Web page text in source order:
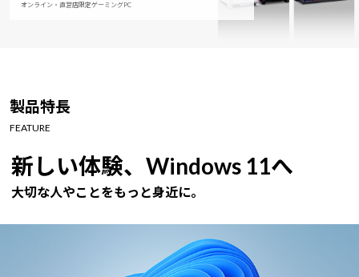
オンライン・直営店限定ゲーミングPC
製品特長
FEATURE
新しい体験、Windows 11へ
大切な人やことをもっと身近に。